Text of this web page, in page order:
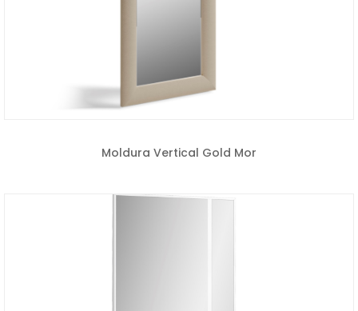
Moldura Vertical Gold Mor